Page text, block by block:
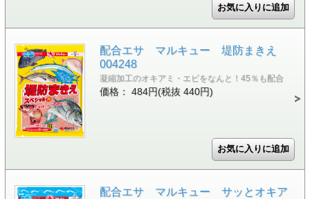
配合エサ マルキュー 堤防まきえ
004248
凝縮加工のオキアミ・エビをなんと！45％も配合
価格： 484円(税抜 440円)
配合エサ マルキュー サッとオキア